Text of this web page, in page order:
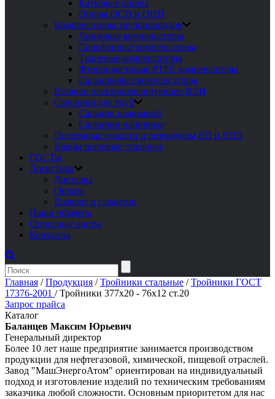
Катковые опоры
Опоры ОСП и ОПП
Компенсаторы трубопроводов
Линзовые компенсаторы
Сильфонные компенсаторы
Тканевые компенсаторы
Фторопластовые PTFE компенсаторы
Сальниковые компенсаторы
Вставки электроизолирующие ВЭИ
Сальники для труб
Сальник нажимной
Сальники набивные
Подземные емкости и резервуары ЕП и ЕПП
Краны шаровые стальные
ГОСТы
Логистика
Доставка
Оплата
Возврат и гарантии
Наши объекты
Опросные листы
Контакты
Главная /Продукция /Тройники стальные /Тройники ГОСТ
17376-2001 /Тройники 377х20 - 76х12 ст.20
Запрос прайса
Каталог
Баланцев Максим Юрьевич
Генеральный директор
Более 10 лет наше предприятие занимается производством
продукции для нефтегазовой, химической, пищевой отраслей.
Завод "МашЭнергоАтом" ориентирован на индивидуальный
подход и изготовление изделий по техническим требованиям
заказчика любой сложности. Основным приоритетом для нас